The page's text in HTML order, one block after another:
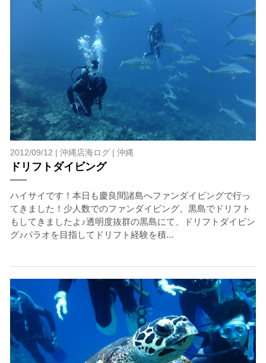
2012/09/12 | 沖縄店海ログ| 沖縄
ドリフトダイビング
ハイサイです！本日も慶良間諸島へファンダイビングで行っ
てきました！少人数でのファンダイビング。黒島でドリフト
もしてきましたよ♪透明度抜群の黒島にて、ドリフトダイビン
グ♪パラオを目指してドリフト経験を積...